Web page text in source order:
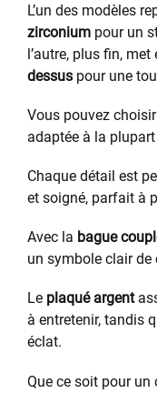
L’un des modèles
zirconium pour un
l’autre, plus fin, met
dessus pour une
Vous pouvez
adaptée à la
Chaque détail est
et soigné, parfait à
Avec la bague
un symbole clair de
Le plaqué argent
à entretenir, tandis
éclat.
Que ce soit pour